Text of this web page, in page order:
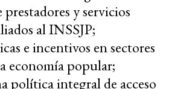
y servicios
al INSSJP;
e incentivos en sectores
economía popular;
política integral de acceso